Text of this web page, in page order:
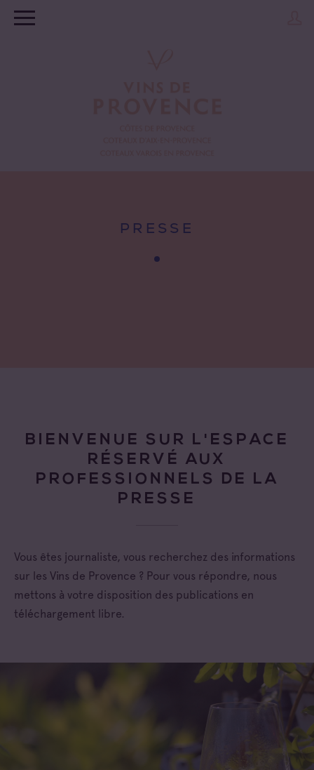
PRESSE
BIENVENUE SUR L'ESPACE
RÉSERVÉ AUX
PROFESSIONNELS DE LA
PRESSE
Vous êtes journaliste, vous recherchez des informations
sur les Vins de Provence ? Pour vous répondre, nous
mettons à votre disposition des publications en
téléchargement libre.